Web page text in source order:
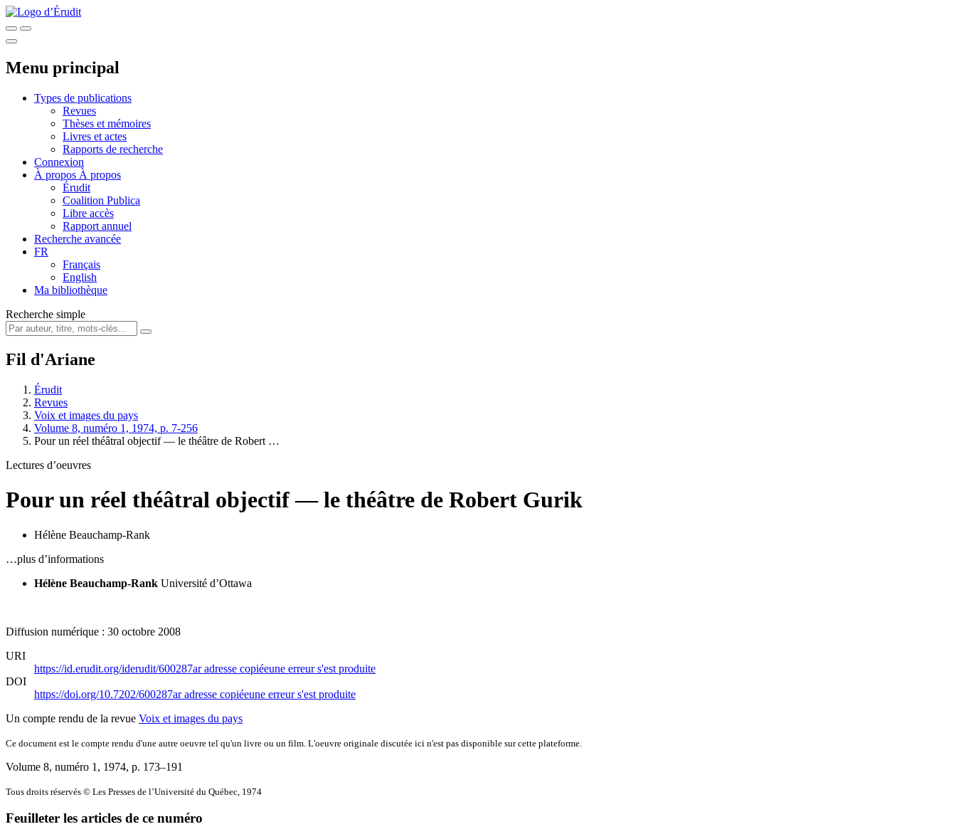
Menu principal
Types de publications
Revues
Thèses et mémoires
Livres et actes
Rapports de recherche
Connexion
À propos À propos
Érudit
Coalition Publica
Libre accès
Rapport annuel
Recherche avancée
FR
Français
English
Ma bibliothèque
Recherche simple
Fil d'Ariane
Érudit
Revues
Voix et images du pays
Volume 8, numéro 1, 1974, p. 7-256
Pour un réel théâtral objectif — le théâtre de Robert …
Lectures d’oeuvres
Pour un réel théâtral objectif — le théâtre de Robert Gurik
Hélène Beauchamp-Rank
…plus d’informations
Hélène Beauchamp-Rank Université d’Ottawa
Diffusion numérique : 30 octobre 2008
URI
https://id.erudit.org/iderudit/600287aradresse copiéeune erreur s'est produite
DOI
https://doi.org/10.7202/600287aradresse copiéeune erreur s'est produite
Un compte rendu de la revue Voix et images du pays
Ce document est le compte rendu d'une autre oeuvre tel qu'un livre ou un film. L'oeuvre originale discutée ici n'est pas disponible sur cette plateforme.
Volume 8, numéro 1, 1974, p. 173–191
Tous droits réservés © Les Presses de l’Université du Québec, 1974
Feuilleter les articles de ce numéro